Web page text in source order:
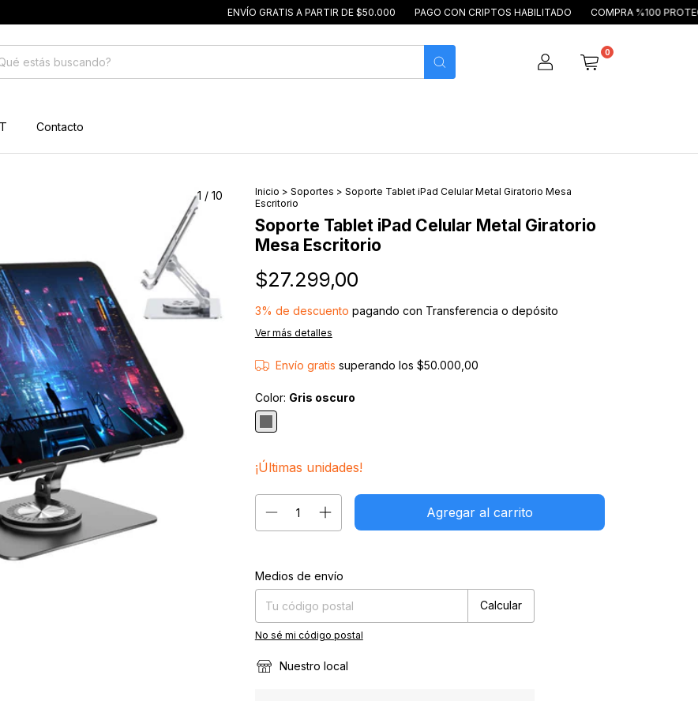
ENVÍO GRATIS A PARTIR DE $50.000 PAGO CON CRIPTOS HABILITADO COMPRA %100 PROTEGIDA
0
Contacto
1 / 10 Inicio > Soportes > Soporte Tablet iPad Celular Metal Giratorio Mesa
Escritorio
Soporte Tablet iPad Celular Metal Giratorio
Mesa Escritorio
$27.299,00
3% de descuento pagando con Transferencia o depósito
Ver más detalles
Envío gratis superando los$50.000,00
Color: Gris oscuro
¡Últimas unidades!
Entregas para el CP:
Medios de envío
Calcular
No sé mi código postal
Nuestro local